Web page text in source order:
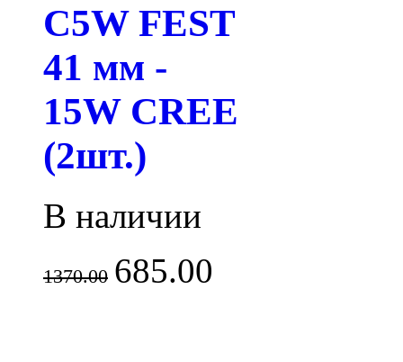
C5W FEST
41 мм -
15W CREE
(2шт.)
В наличии
1370.00 685.00